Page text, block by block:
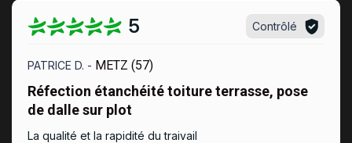
5 Contrôlé
PATRICE D. - METZ (57)
Réfection étanchéité toiture terrasse, pose
de dalle sur plot
La qualité et la rapidité du traivail